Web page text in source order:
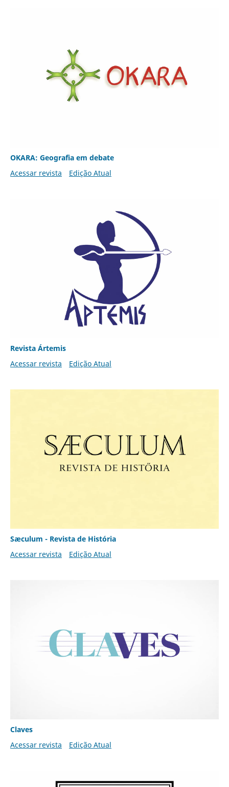
OKARA: Geografia em debate
Acessar revista
Edição Atual
Revista Ártemis
Acessar revista
Edição Atual
Sæculum - Revista de História
Acessar revista
Edição Atual
Claves
Acessar revista
Edição Atual